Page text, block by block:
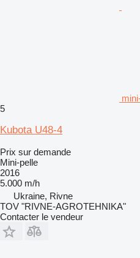
5
Kubota U48-4
Prix sur demande
Mini-pelle
2016
5.000 m/h
Ukraine, Rivne
TOV "RIVNE-AGROTEHNIKA"
Contacter le vendeur